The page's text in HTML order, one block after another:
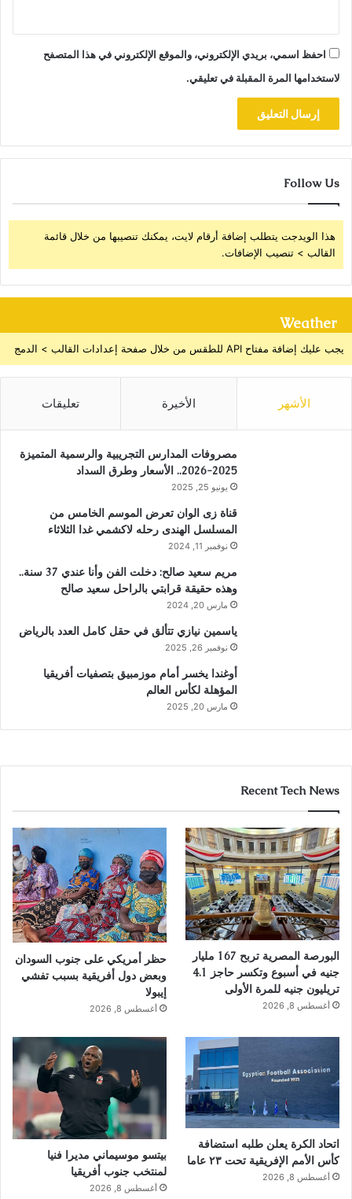
احفظ اسمي، بريدي الإلكتروني، والموقع الإلكتروني في هذا المتصفح
لاستخدامها المرة المقبلة في تعليقي.
Follow Us
هذا الويدجت يتطلب إضافة أرقام لايت، يمكنك تنصيبها من خلال قائمة
القالب > تنصيب الإضافات.
Weather
يجب عليك إضافة مفتاح API للطقس من خلال صفحة إعدادات القالب > الدمج
الأشهر الأخيرة تعليقات
مصروفات المدارس التجريبية والرسمية المتميزة
2025-2026.. الأسعار وطرق السداد
يونيو 25, 2025
قناة زى الوان تعرض الموسم الخامس من
المسلسل الهندى رحله لاكشمي غدا الثلاثاء
نوفمبر 11, 2024
مريم سعيد صالح: دخلت الفن وأنا عندي 37 سنة..
وهذه حقيقة قرابتي بالراحل سعيد صالح
مارس 20, 2024
ياسمين نيازي تتألق في حقل كامل العدد بالرياض
نوفمبر 26, 2025
أوغندا يخسر أمام موزمبيق بتصفيات أفريقيا
المؤهلة لكأس العالم
مارس 20, 2025
Recent Tech News
البورصة المصرية تربح 167 مليار
جنيه في أسبوع وتكسر حاجز 4.1
تريليون جنيه للمرة الأولى
أغسطس 8, 2026
حظر أمريكي على جنوب السودان
وبعض دول أفريقية بسبب تفشي
إيبولا
أغسطس 8, 2026
اتحاد الكرة يعلن طلبه استضافة
كأس الأمم الإفريقية تحت ٢٣ عاما
أغسطس 8, 2026
بيتسو موسيماني مديرا فنيا
لمنتخب جنوب أفريقيا
أغسطس 8, 2026